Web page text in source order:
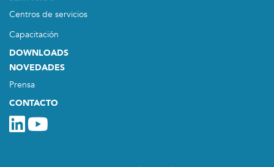
Centros de servicios
Capacitación
DOWNLOADS
NOVEDADES
Prensa
CONTACTO